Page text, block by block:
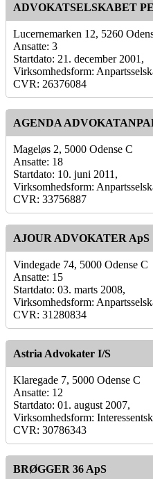
ADVOKATSELSKABET
Lucernemarken 12, 5260
Ansatte: 3
Startdato: 21. december 2001,
Virksomhedsform:
CVR: 26376084
AGENDA
Mageløs 2, 5000 Odense C
Ansatte: 18
Startdato: 10. juni 2011,
Virksomhedsform:
CVR: 33756887
AJOUR ADVOKATER ApS
Vindegade 74, 5000 Odense C
Ansatte: 15
Startdato: 03. marts 2008,
Virksomhedsform:
CVR: 31280834
Astria Advokater I/S
Klaregade 7, 5000 Odense C
Ansatte: 12
Startdato: 01. august 2007,
Virksomhedsform:
CVR: 30786343
BRØGGER 36 ApS